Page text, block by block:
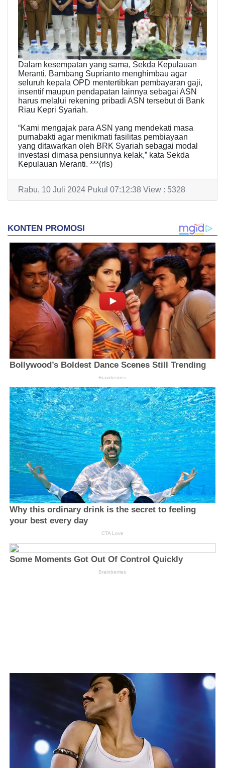
Dalam kesempatan yang sama, Sekda Kepulauan
Meranti, Bambang Suprianto menghimbau agar
seluruh kepala OPD mentertibkan pembayaran gaji,
insentif maupun pendapatan lainnya sebagai ASN
harus melalui rekening pribadi ASN tersebut di Bank
Riau Kepri Syariah.
“Kami mengajak para ASN yang mendekati masa
purnabakti agar menikmati fasilitas pembiayaan
yang ditawarkan oleh BRK Syariah sebagai modal
investasi dimasa pensiunnya kelak,” kata Sekda
Kepulauan Meranti. ***(rls)
Rabu, 10 Juli 2024 Pukul 07:12:38 View : 5328